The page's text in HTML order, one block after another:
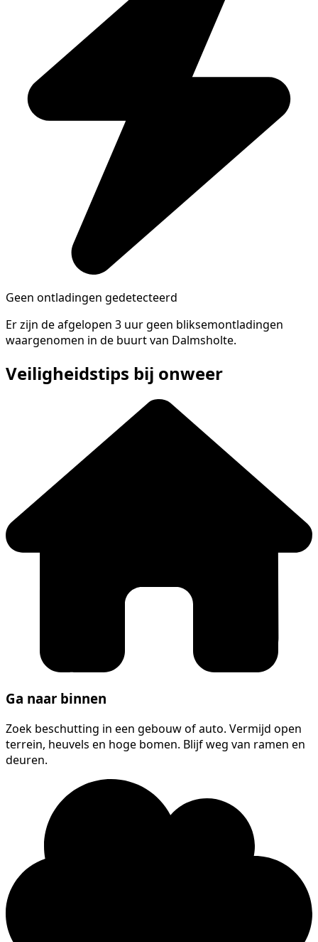
Geen ontladingen gedetecteerd
Er zijn de afgelopen 3 uur geen bliksemontladingen
waargenomen in de buurt van Dalmsholte.
Veiligheidstips bij onweer
Ga naar binnen
Zoek beschutting in een gebouw of auto. Vermijd open
terrein, heuvels en hoge bomen. Blijf weg van ramen en
deuren.